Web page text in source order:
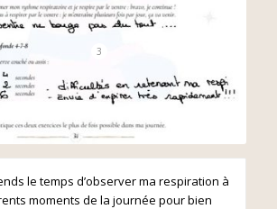
3
le temps d’observer ma respiration à
moments de la journée pour bien